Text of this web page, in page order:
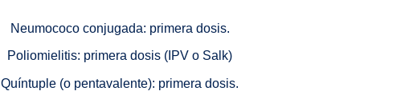
Neumococo conjugada: primera dosis.
Poliomielitis: primera dosis (IPV o Salk)
Quíntuple (o pentavalente): primera dosis.